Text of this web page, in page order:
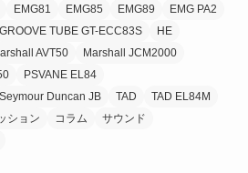
EMG81 EMG85 EMG89
EMG PA2
GROOVE TUBE GT-ECC83S
HE
AVT50
Marshall JCM2000
PSVANE EL84
Seymour Duncan JB TAD
TAD EL84M
ション コラム
サウンド